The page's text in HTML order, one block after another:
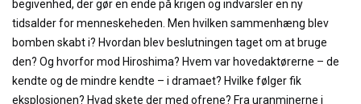
begivenhed, der gør en ende på krigen og indvarsler en ny
tidsalder for menneskeheden. Men hvilken sammenhæng blev
bomben skabt i? Hvordan blev beslutningen taget om at bruge
den? Og hvorfor mod Hiroshima? Hvem var hovedaktørerne – de
kendte og de mindre kendte – i dramaet? Hvilke følger fik
eksplosionen? Hvad skete der med ofrene? Fra uranminerne i